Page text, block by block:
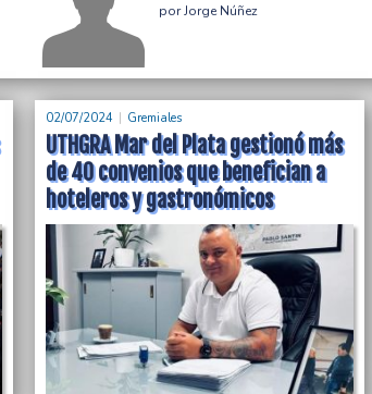
Jorge Núñez
02/07/2024 Gremiales
UTHGRA Mar del Plata gestionó más
de 40 convenios que benefician a
hoteleros y gastronómicos